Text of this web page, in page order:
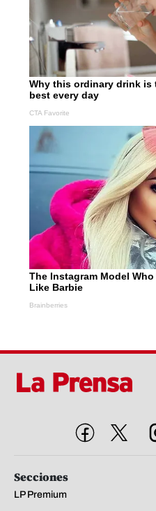
Secciones
LP Premium